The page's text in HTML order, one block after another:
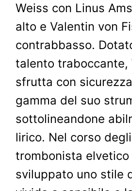
Weiss con Linus
alto e Valentin von
contrabbasso.
talento traboccante,
sfrutta con sicurezza
gamma del suo
sottolineandone
lirico. Nel corso
trombonista elvetico
sviluppato uno stile